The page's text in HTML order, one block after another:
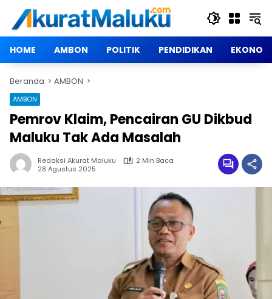
konten
HOME
AMBON POLITIK PENDIDIKAN
Beranda AMBON
AMBON
Pemrov Klaim, Pencairan GU Dikbud
Maluku Tak Ada Masalah
Redaksi Akurat Maluku
2 Min Baca
28 Agustus 2025